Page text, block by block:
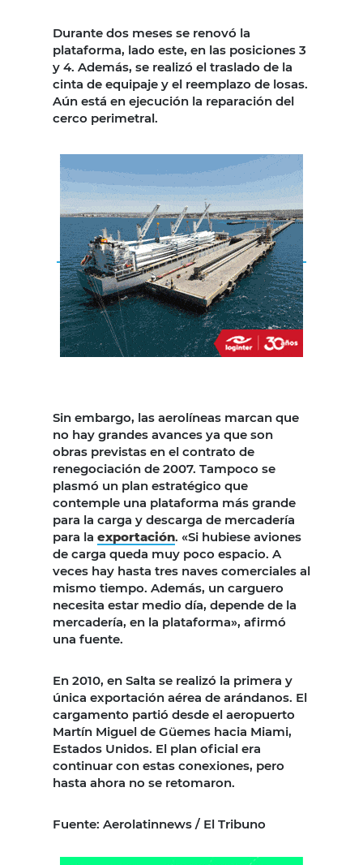
Durante dos meses se renovó la
plataforma, lado este, en las posiciones 3
y 4. Además, se realizó el traslado de la
cinta de equipaje y el reemplazo de losas.
Aún está en ejecución la reparación del
cerco perimetral.
Sin embargo, las aerolíneas marcan que
no hay grandes avances ya que son
obras previstas en el contrato de
renegociación de 2007. Tampoco se
plasmó un plan estratégico que
contemple una plataforma más grande
para la carga y descarga de mercadería
para la exportación. «Si hubiese aviones
de carga queda muy poco espacio. A
veces hay hasta tres naves comerciales al
mismo tiempo. Además, un carguero
necesita estar medio día, depende de la
mercadería, en la plataforma», afirmó
una fuente.
En 2010, en Salta se realizó la primera y
única exportación aérea de arándanos. El
cargamento partió desde el aeropuerto
Martín Miguel de Güemes hacia Miami,
Estados Unidos. El plan oficial era
continuar con estas conexiones, pero
hasta ahora no se retomaron.
Fuente: Aerolatinnews / El Tribuno